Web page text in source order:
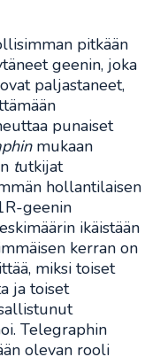
pitkään
geenin, joka
paljastaneet,
punaiset
mukaan
tutkijat
hollantilaisen
geenin
ikäistään
kerran on
miksi toiset
ja toiset
Telegraphin
olevan rooli